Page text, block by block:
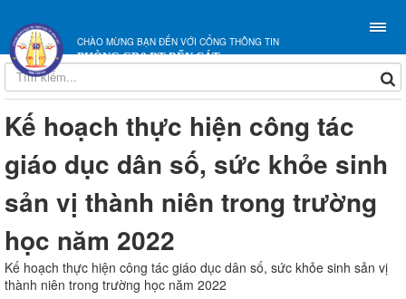
CHÀO MỪNG BẠN ĐẾN VỚI CỔNG THÔNG TIN
PHÒNG GD&ĐT BẾN CÁT
Kế hoạch thực hiện công tác
giáo dục dân số, sức khỏe sinh
sản vị thành niên trong trường
học năm 2022
Kế hoạch thực hiện công tác giáo dục dân số, sức khỏe sinh sản vị
thành niên trong trường học năm 2022